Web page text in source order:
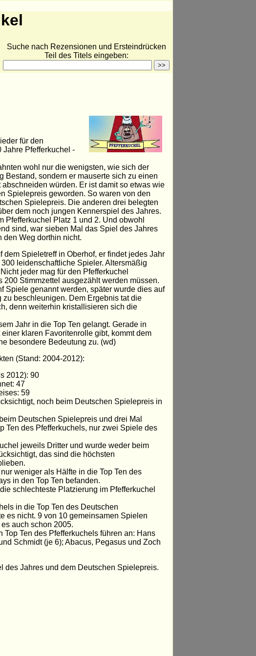
Suche nach Rezensionen und Ersteindrücken
Teil des Titels eingeben:
für den
Jahre Pfefferkuchel -
wohl nur die wenigsten, wie sich der
Bestand, sondern er mauserte sich zu einen
würden. Er ist damit so etwas wie
Spielepreis geworden. So waren von den
Spielepreis. Die anderen drei belegten
dem noch jungen Kennerspiel des Jahres.
Platz 1 und 2. Und obwohl
sind, war sieben Mal das Spiel des Jahres
den Weg dorthin nicht.
dem Spieletreff in Oberhof, er findet jedes Jahr
leidenschaftliche Spieler. Altersmäßig
jeder mag für den Pfefferkuchel
Stimmzettel ausgezählt werden müssen.
Spiele genannt werden, später wurde dies auf
beschleunigen. Dem Ergebnis tat die
denn weiterhin kristallisieren sich die
Jahr in die Top Ten gelangt. Gerade in
klaren Favoritenrolle gibt, kommt dem
besondere Bedeutung zu. (wd)
(Stand: 2004-2012):
2012): 90
47
59
noch beim Deutschen Spielepreis in
Deutschen Spielepreis und drei Mal
Ten des Pfefferkuchels, nur zwei Spiele des
jeweils Dritter und wurde weder beim
das sind die höchsten
weniger als Hälfte in die Top Ten des
in den Top Ten befanden.
schlechteste Platzierung im Pfefferkuchel
in die Top Ten des Deutschen
es nicht. 9 von 10 gemeinsamen Spielen
auch schon 2005.
Ten des Pfefferkuchels führen an: Hans
Schmidt (je 6); Abacus, Pegasus und Zoch
des Jahres und dem Deutschen Spielepreis.